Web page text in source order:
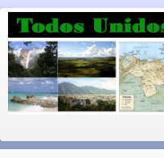
Luchando por
Fuera el chavismo, la peor